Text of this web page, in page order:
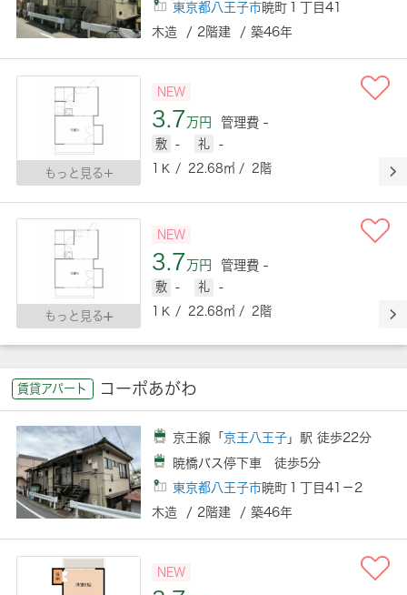
東京都八王子市暁町１丁目41
木造 / 2階建 / 築46年
もっと見る
NEW
3.7万円 管理費 -
敷 - 礼
-
1Ｋ / 22.68㎡ / 2階
もっと見る
NEW
3.7万円 管理費 -
敷 - 礼
-
1Ｋ / 22.68㎡ / 2階
賃貸アパート コーポあがわ
京王線「京王八王子 」駅 徒歩22分
暁橋バス停下車 徒歩5分
東京都八王子市暁町１丁目41－2
木造 / 2階建 / 築46年
NEW